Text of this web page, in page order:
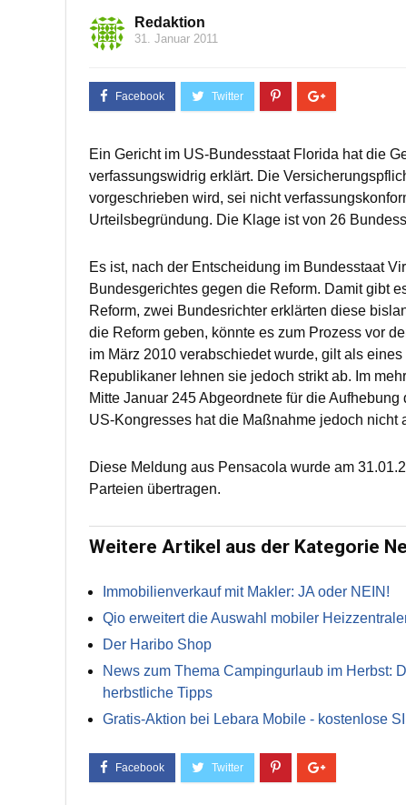
Redaktion
31. Januar 2011
Ein Gericht im US-Bundesstaat Florida hat die
verfassungswidrig erklärt. Die
vorgeschrieben wird, sei nicht
Urteilsbegründung. Die Klage ist von 26
Es ist, nach der Entscheidung im Bundesstaat
Bundesgerichtes gegen die Reform. Damit gibt
Reform, zwei Bundesrichter erklärten diese
die Reform geben, könnte es zum Prozess vor
im März 2010 verabschiedet wurde, gilt als
Republikaner lehnen sie jedoch strikt ab. Im
Mitte Januar 245 Abgeordnete für die
US-Kongresses hat die Maßnahme jedoch nicht
Diese Meldung aus Pensacola wurde am
Parteien übertragen.
Weitere Artikel aus der Kategorie
Immobilienverkauf mit Makler: JA oder NEIN!
Qio erweitert die Auswahl mobiler
Der Haribo Shop
News zum Thema Campingurlaub im Herbst:
herbstliche Tipps
Gratis-Aktion bei Lebara Mobile - kostenlose